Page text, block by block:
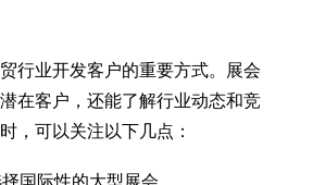
行业开发客户的重要方式。展会
在客户，还能了解行业动态和竞
，可以关注以下几点：